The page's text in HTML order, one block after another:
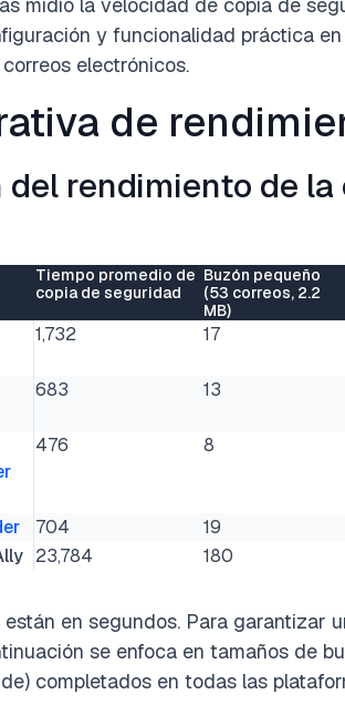
y funcionalidad práctica
electrónicos.
de
del rendimiento de
Tiempo promedio de
copia de seguridad
Buzón pequeño
(53 correos, 2.2
MB)
1,732 17
683 13
476 8
704 19
23,784 180
en segundos. Para garantizar
se enfoca en tamaños de
completados en todas las